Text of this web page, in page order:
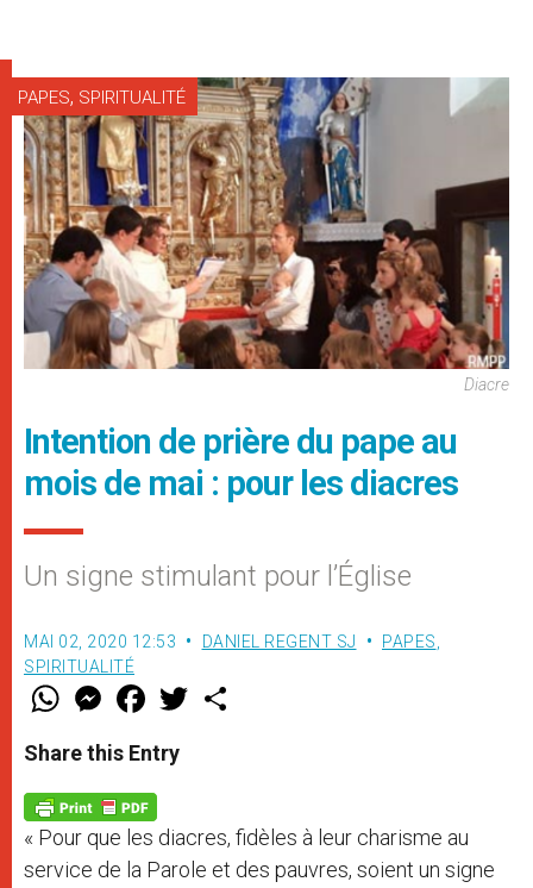
PAPES, SPIRITUALITÉ
Diacre
Intention de prière du pape au
mois de mai : pour les diacres
Un signe stimulant pour l’Église
MAI 02, 2020 12:53 DANIEL REGENT SJ PAPES,
SPIRITUALITÉ
W
t
s
p
p
M
e
s
e
g
e
r
F
a
e
b
o
k
w
Share this Entry
« Pour que les diacres, fidèles à leur charisme au
service de la Parole et des pauvres, soient un signe